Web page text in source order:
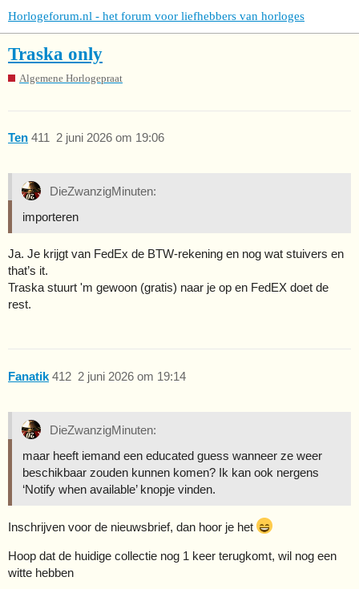
Horlogeforum.nl - het forum voor liefhebbers van horloges
Traska only
Algemene Horlogepraat
Ten 2 juni 2026 om 19:06
411
DieZwanzigMinuten:
importeren
Ja. Je krijgt van FedEx de BTW-rekening en nog wat stuivers en
that’s it.
Traska stuurt 'm gewoon (gratis) naar je op en FedEX doet de
rest.
Fanatik 2 juni 2026 om 19:14
412
DieZwanzigMinuten:
maar heeft iemand een educated guess wanneer ze weer
beschikbaar zouden kunnen komen? Ik kan ook nergens
‘Notify when available’ knopje vinden.
Inschrijven voor de nieuwsbrief, dan hoor je het
Hoop dat de huidige collectie nog 1 keer terugkomt, wil nog een
witte hebben